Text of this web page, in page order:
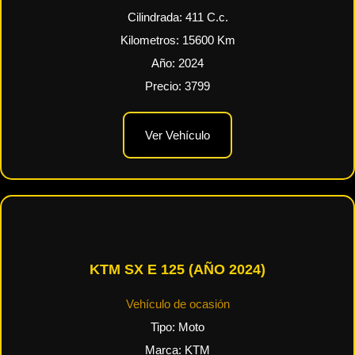
Cilindrada: 411 C.c.
Kilometros: 15600Km
Año: 2024
Precio: 3799
Ver Vehículo
KTM SX E 125 (AÑO 2024)
Vehículo de ocasión
Tipo: Moto
Marca: KTM